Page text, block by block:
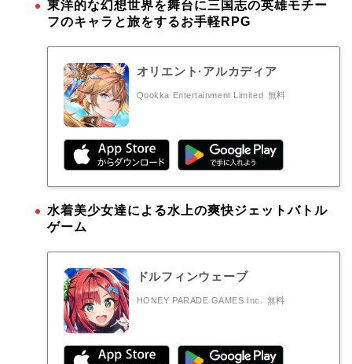
東洋的な幻想世界を舞台に三国志の英雄モチー
フのキャラと旅をするお手軽RPG
オリエント·アルカディア
Qookka Entertainment Limited 無料
水着美少女達による水上の爽快ジェットバトル
ゲーム
ドルフィンウェーブ
HONEY PARADE GAMES Inc. 無料